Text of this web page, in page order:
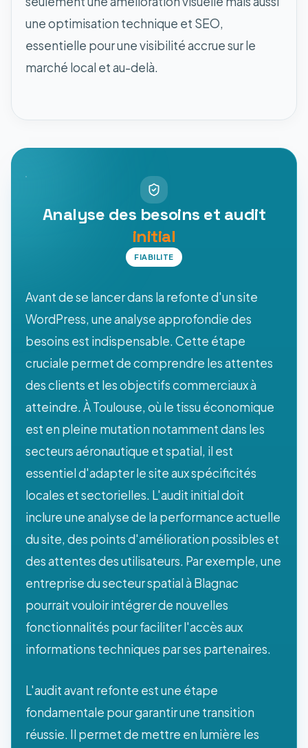
une optimisation technique et SEO,
essentielle pour une visibilité accrue sur le
marché local et au-delà.
Analyse des besoins et audit
initial
FIABILITE
Avant de se lancer dans la refonte d'un site
WordPress, une analyse approfondie des
besoins est indispensable. Cette étape
cruciale permet de comprendre les attentes
des clients et les objectifs commerciaux à
atteindre. À Toulouse, où le tissu économique
est en pleine mutation notamment dans les
secteurs aéronautique et spatial, il est
essentiel d'adapter le site aux spécificités
locales et sectorielles. L'audit initial doit
inclure une analyse de la performance actuelle
du site, des points d'amélioration possibles et
des attentes des utilisateurs. Par exemple, une
entreprise du secteur spatial à Blagnac
pourrait vouloir intégrer de nouvelles
fonctionnalités pour faciliter l'accès aux
informations techniques par ses partenaires.
L'audit avant refonte est une étape
fondamentale pour garantir une transition
réussie. Il permet de mettre en lumière les